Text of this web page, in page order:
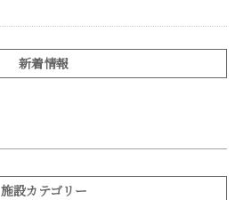
新着情報
施設カテゴリー